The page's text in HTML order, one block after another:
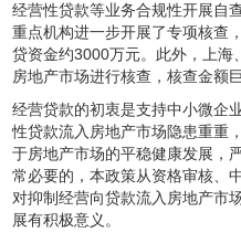
经营性贷款等业务合规性开展自
重点机构进一步开展了专项核查
贷资金约3000万元。此外，上海
房地产市场进行核查，核查金额巨
经营贷款的初衷是支持中小微企
性贷款流入房地产市场隐患重重
于房地产市场的平稳健康发展，
常必要的，本政策从资格审核、
对抑制经营向贷款流入房地产市
展有积极意义。